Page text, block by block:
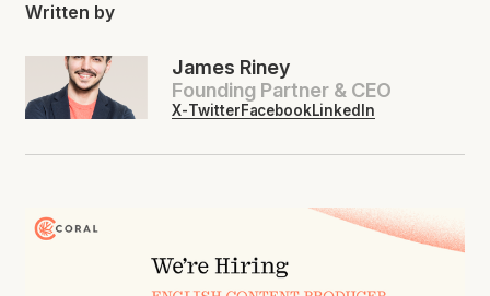
Written by
James Riney
Founding Partner & CEO
X-TwitterFacebookLinkedIn